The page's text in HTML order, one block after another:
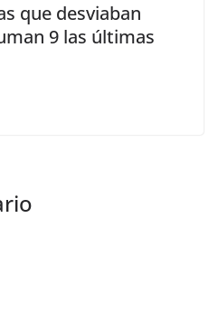
que desviaban
9 las últimas